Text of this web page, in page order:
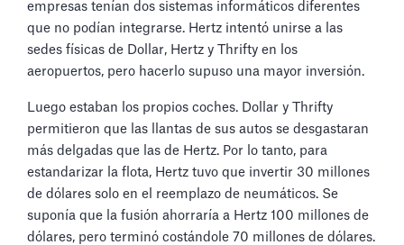
empresas tenían dos sistemas informáticos diferentes
que no podían integrarse. Hertz intentó unirse a las
sedes físicas de Dollar, Hertz y Thrifty en los
aeropuertos, pero hacerlo supuso una mayor inversión.
Luego estaban los propios coches. Dollar y Thrifty
permitieron que las llantas de sus autos se desgastaran
más delgadas que las de Hertz. Por lo tanto, para
estandarizar la flota, Hertz tuvo que invertir 30 millones
de dólares solo en el reemplazo de neumáticos. Se
suponía que la fusión ahorraría a Hertz 100 millones de
dólares, pero terminó costándole 70 millones de dólares.